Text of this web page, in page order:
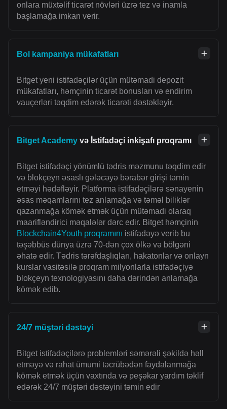
onlara müxtəlif ticarət növləri üzrə tez və inamla
başlamağa imkan verir.
Bol kampaniya mükafatları
Bitget yeni istifadəçilər üçün mütəmadi depozit
mükafatları, həmçinin ticarət bonusları və endirim
vauçerləri təqdim edərək ticarəti dəstəkləyir.
Bitget Academy və İstifadəçi inkişafı proqramı
Bitget istifadəçi yönümlü tədris məzmunu təqdim edir
və blokçeyn əsaslı gələcəyə bərabər girişi təmin
etməyi hədəfləyir. Platforma istifadəçilərə sənayenin
əsas məqamlarını tez anlamağa və təməl biliklər
qazanmağa kömək etmək üçün mütəmadi olaraq
maarifləndirici məqalələr dərc edir. Bitget həmçinin
Blockchain4Youth proqramını istifadəyə verib bu
təşəbbüs dünya üzrə 70-dən çox ölkə və bölgəni
əhatə edir. Tədris tərəfdaşlıqları, hakatonlar və onlayn
kurslar vasitəsilə proqram milyonlarla istifadəçiyə
blokçeyn texnologiyasını daha dərindən anlamağa
kömək edib.
24/7 müştəri dəstəyi
Bitget istifadəçilərə problemləri səmərəli şəkildə həll
etməyə və rahat ümumi təcrübədən faydalanmağa
kömək etmək üçün vaxtında və peşəkar yardım təklif
edərək 24/7 müştəri dəstəyini təmin edir